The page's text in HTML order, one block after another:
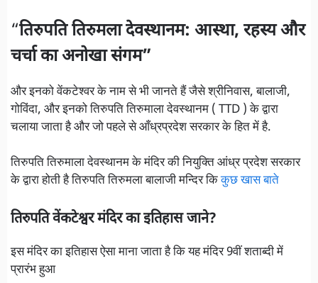
“तिरुपति तिरुमला देवस्थानम: आस्था, रहस्य और
चर्चा का अनोखा संगम”
और इनको वेंकटेश्वर के नाम से भी जानते हैं जैसे श्रीनिवास, बालाजी,
गोविंदा, और इनको तिरुपति तिरुमाला देवस्थानम ( TTD ) के द्वारा
चलाया जाता है और जो पहले से आँध्रप्रदेश सरकार के हित में है.
तिरुपति तिरुमाला देवस्थानम के मंदिर की नियुक्ति आंध्र प्रदेश सरकार
के द्वारा होती है तिरुपति तिरुमला बालाजी मन्दिर किकुछ खास बाते
तिरुपति वेंकटेश्वर मंदिर का इतिहास जाने?
इस मंदिर का इतिहास ऐसा माना जाता है कि यह मंदिर 9वीं शताब्दी में
प्रारंभ हुआ